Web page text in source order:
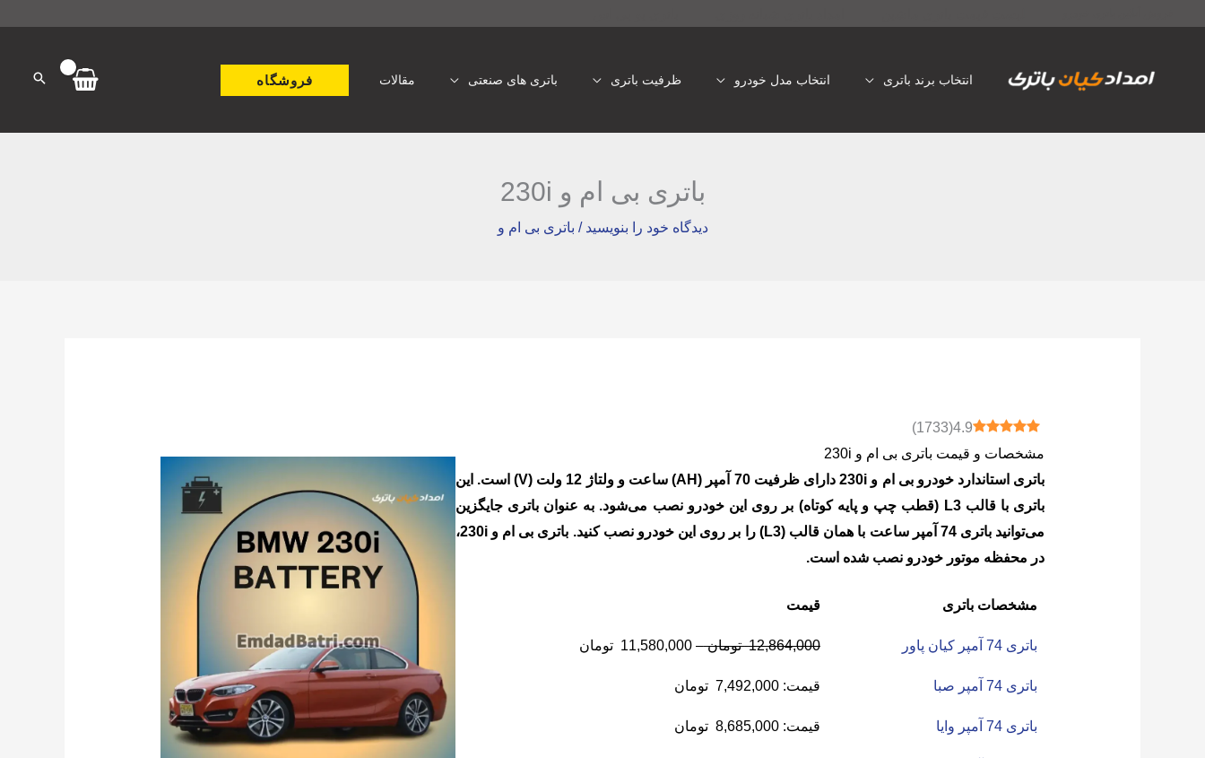
انتخاب برند باتری انتخاب مدل خودرو ظرفیت باتری باتری های صنعتی مقالات فروشگاه
باتری بی ام و 230i
دیدگاه‌ خود را بنویسید / باتری بی ام و
4.9
(
1733
)
مشخصات و قیمت باتری بی ام و 230i
باتری استاندارد خودرو بی ام و 230i دارای ظرفیت 70 آمپر (AH) ساعت و ولتاژ 12 ولت (V) است. این
باتری با قالب L3 (قطب چپ و پایه کوتاه) بر روی این خودرو نصب می‌شود. به عنوان باتری جایگزین
می‌توانید باتری 74 آمپر ساعت با همان قالب (L3) را بر روی این خودرو نصب کنید. باتری بی ام و 230i،
در محفظه موتور خودرو نصب شده است.
مشخصات باتری قیمت
باتری 74 آمپر کیان پاور 12,864,000 تومان –
11,580,000 تومان
باتری 74 آمپر صبا قیمت:7,492,000 تومان
باتری 74 آمپر وایا قیمت:8,685,000 تومان